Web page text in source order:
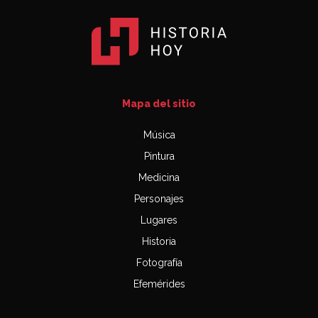
Mapa del sitio
Música
Pintura
Medicina
Personajes
Lugares
Historia
Fotografía
Efemérides